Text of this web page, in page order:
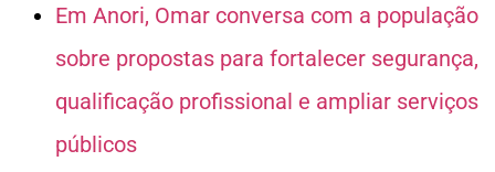
Em Anori, Omar conversa com a população
sobre propostas para fortalecer segurança,
qualificação profissional e ampliar serviços
públicos